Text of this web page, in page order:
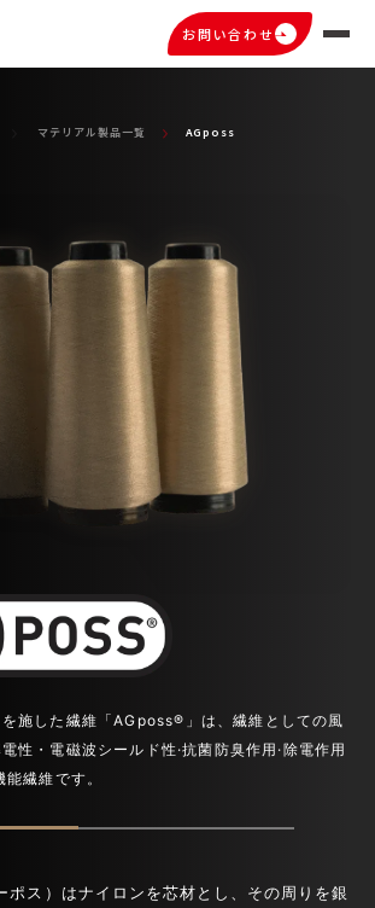
お問い合わせ
マテリアル製品一覧 AGposs
施した繊維「AGposs®️」は、繊維としての風
性・電磁波シールド性·抗菌防臭作用·除電作用
繊維です。
ス）はナイロンを芯材とし、その周りを銀